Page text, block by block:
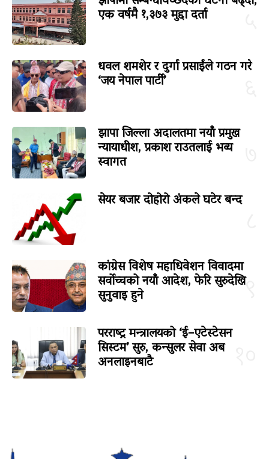
एक वर्षमै १,३७३ मुद्दा दर्ता
धवल शमशेर र दुर्गा प्रसाईंले गठन गरे
‘जय नेपाल पार्टी’
झापा जिल्ला अदालतमा नयाँ प्रमुख
न्यायाधीश, प्रकाश राउतलाई भव्य
स्वागत
सेयर बजार दोहोरो अंकले घटेर बन्द
९
कांग्रेस विशेष महाधिवेशन विवादमा
सर्वोच्चको नयाँ आदेश, फेरि सुरुदेखि
सुनुवाइ हुने
परराष्ट्र मन्त्रालयको ‘ई–एटेस्टेसन
सिस्टम’ सुरु, कन्सुलर सेवा अब
अनलाइनबाटै